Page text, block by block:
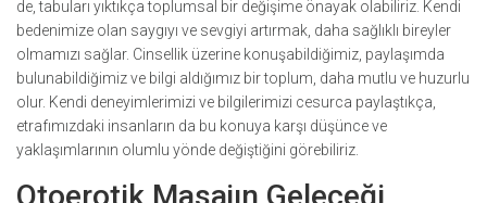
de, tabuları yıktıkça toplumsal bir değişime önayak olabiliriz. Kendi
bedenimize olan saygıyı ve sevgiyi artırmak, daha sağlıklı bireyler
olmamızı sağlar. Cinsellik üzerine konuşabildiğimiz, paylaşımda
bulunabildiğimiz ve bilgi aldığımız bir toplum, daha mutlu ve huzurlu
olur. Kendi deneyimlerimizi ve bilgilerimizi cesurca paylaştıkça,
etrafımızdaki insanların da bu konuya karşı düşünce ve
yaklaşımlarının olumlu yönde değiştiğini görebiliriz.